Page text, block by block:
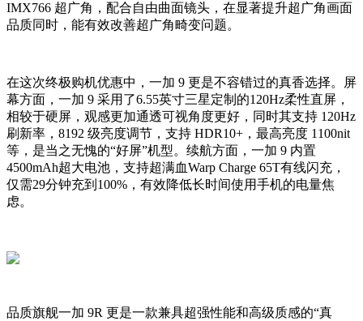
IMX766 超广角，配合自由曲面镜头，在显著提升超广角画面
品质同时，能有效改善超广角畸变问题。
在这次终极购机优惠中，一加 9 更是不容错过的真香选择。屏
幕方面，一加 9 采用了6.55英寸三星定制的120Hz柔性直屏，
相较于硬屏，观感更加通透可视角度更好，同时其支持 120Hz
刷新率，8192 级亮度调节，支持 HDR10+，最高亮度 1100nit
等，是当之无愧的“好屏”机型。续航方面，一加 9 内置
4500mAh超大电池，支持超满血Warp Charge 65T有线闪充，
仅需29分钟充到100%，有效降低长时间使用手机的电量焦
虑。
品质旗舰一加 9R 更是一款兼具超强性能和高级质感的“真